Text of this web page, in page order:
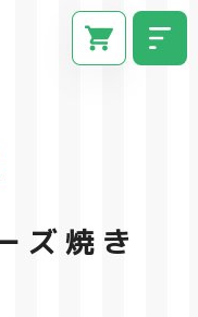
ズ焼き